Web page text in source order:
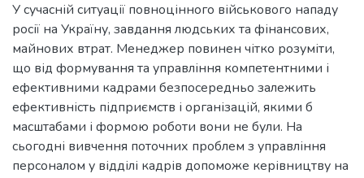
У сучасній ситуації повноцінного військового нападу
росії на Україну, завдання людських та фінансових,
майнових втрат. Менеджер повинен чітко розуміти,
що від формування та управління компетентними і
ефективними кадрами безпосередньо залежить
ефективність підприємств і організацій, якими б
масштабами і формою роботи вони не були. На
сьогодні вивчення поточних проблем з управління
персоналом у відділі кадрів допоможе керівництву на